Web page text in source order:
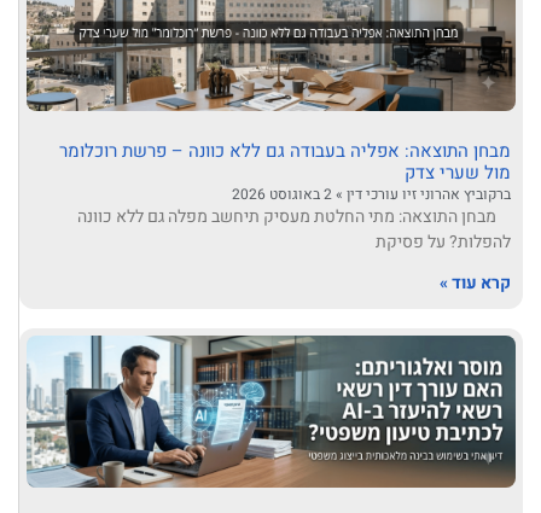
מבחן התוצאה: אפליה בעבודה גם ללא כוונה – פרשת רוכלומר
מול שערי צדק
ברקוביץ אהרוני זיו עורכי דין
מבחן התוצאה: מתי החלטת מעסיק תיחשב מפלה גם ללא כוונה
להפלות? על פסיקת
קרא עוד »